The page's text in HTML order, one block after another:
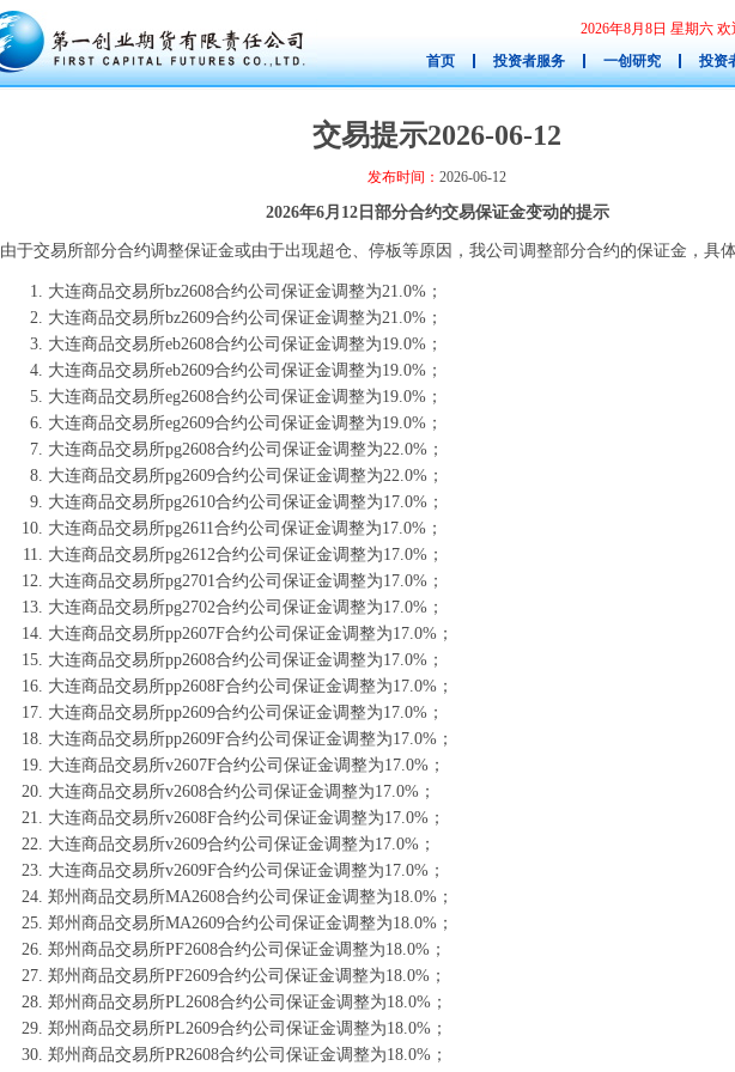
2026年8月8日 星期六
首页
投资者服务 一创研究 投资
交易提示2026-06-12
发布时间： 2026-06-12
2026年6月12日部分合约交易保证金变动的提示
由于交易所部分合约调整保证金或由于出现超仓、停板等原因，我公司调整部分合约的保证金，具体
大连商品交易所bz2608合约公司保证金调整为21.0%；
大连商品交易所bz2609合约公司保证金调整为21.0%；
大连商品交易所eb2608合约公司保证金调整为19.0%；
大连商品交易所eb2609合约公司保证金调整为19.0%；
大连商品交易所eg2608合约公司保证金调整为19.0%；
大连商品交易所eg2609合约公司保证金调整为19.0%；
大连商品交易所pg2608合约公司保证金调整为22.0%；
大连商品交易所pg2609合约公司保证金调整为22.0%；
大连商品交易所pg2610合约公司保证金调整为17.0%；
大连商品交易所pg2611合约公司保证金调整为17.0%；
大连商品交易所pg2612合约公司保证金调整为17.0%；
大连商品交易所pg2701合约公司保证金调整为17.0%；
大连商品交易所pg2702合约公司保证金调整为17.0%；
大连商品交易所pp2607F合约公司保证金调整为17.0%；
大连商品交易所pp2608合约公司保证金调整为17.0%；
大连商品交易所pp2608F合约公司保证金调整为17.0%；
大连商品交易所pp2609合约公司保证金调整为17.0%；
大连商品交易所pp2609F合约公司保证金调整为17.0%；
大连商品交易所v2607F合约公司保证金调整为17.0%；
大连商品交易所v2608合约公司保证金调整为17.0%；
大连商品交易所v2608F合约公司保证金调整为17.0%；
大连商品交易所v2609合约公司保证金调整为17.0%；
大连商品交易所v2609F合约公司保证金调整为17.0%；
郑州商品交易所MA2608合约公司保证金调整为18.0%；
郑州商品交易所MA2609合约公司保证金调整为18.0%；
郑州商品交易所PF2608合约公司保证金调整为18.0%；
郑州商品交易所PF2609合约公司保证金调整为18.0%；
郑州商品交易所PL2608合约公司保证金调整为18.0%；
郑州商品交易所PL2609合约公司保证金调整为18.0%；
郑州商品交易所PR2608合约公司保证金调整为18.0%；